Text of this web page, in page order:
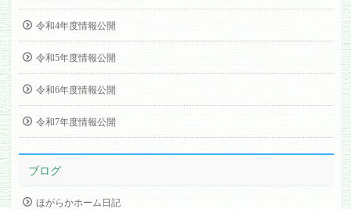
令和4年度情報公開
令和5年度情報公開
令和6年度情報公開
令和7年度情報公開
ブログ
ほがらかホーム日記